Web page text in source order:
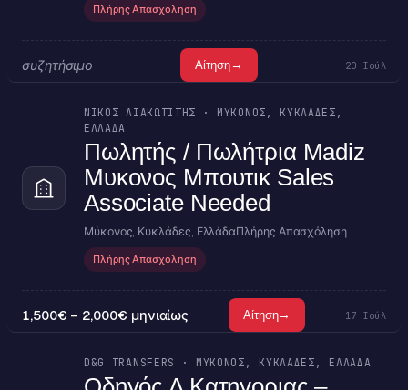
Πλήρης Απασχόληση
συζητήσιμο Αίτηση→ 20 Ιούλ
ΝΙΚΟΣ ΛΙΑΚΩΤΙΤΗΣ · ΜΎΚΟΝΟΣ, ΚΥΚΛΆΔΕΣ,
ΕΛΛΆΔΑ
Πωλητής / Πωλήτρια Madiz
Μυκονος Μπουτικ Sales
Associate Needed
Μύκονος, Κυκλάδες, ΕλλάδαΠλήρης Απασχόληση
Πλήρης Απασχόληση
1,500€ – 2,000€ μηνιαίως Αίτηση→ 17 Ιούλ
D&G TRANSFERS · ΜΎΚΟΝΟΣ, ΚΥΚΛΆΔΕΣ, ΕΛΛΆΔΑ